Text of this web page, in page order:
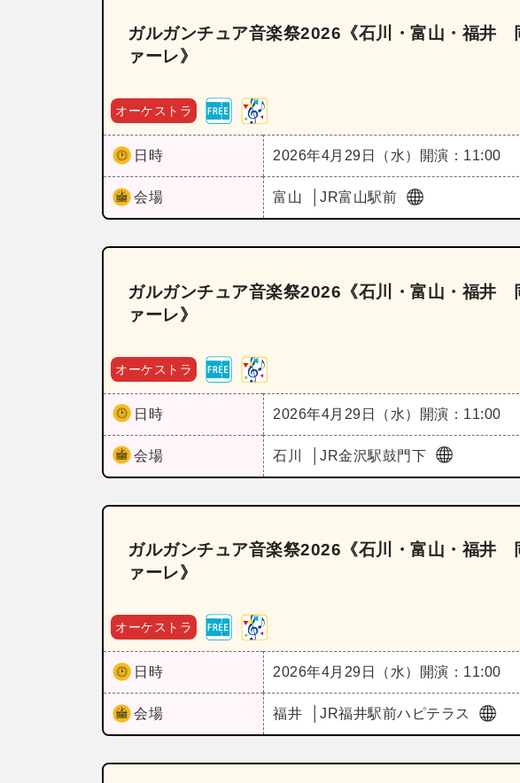
ガルガンチュア音楽祭2026《石川・富山・福井
ァーレ》
オーケストラ
日時 2026年4月29日（水） 開演：11:00
会場 富山 JR富山駅前
ガルガンチュア音楽祭2026《石川・富山・福井
ァーレ》
オーケストラ
日時 2026年4月29日（水） 開演：11:00
会場 石川 JR金沢駅鼓門下
ガルガンチュア音楽祭2026《石川・富山・福井
ァーレ》
オーケストラ
日時 2026年4月29日（水） 開演：11:00
会場 福井 JR福井駅前ハピテラス